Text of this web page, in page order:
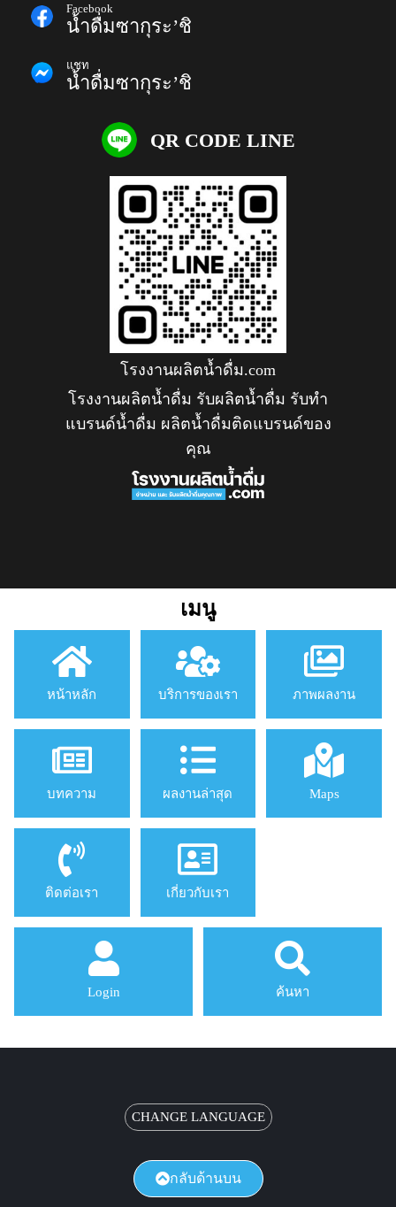
Facebook
น้ำดื่มซากุระ’ชิ
แชท
น้ำดื่มซากุระ’ชิ
QR CODE LINE
โรงงานผลิตน้ำดื่ม.com
โรงงานผลิตน้ำดื่ม รับผลิตน้ำดื่ม รับทำ
แบรนด์น้ำดื่ม ผลิตน้ำดื่มติดแบรนด์ของ
คุณ
เมนู
หน้าหลัก บริการของเรา ภาพผลงาน
บทความ ผลงานล่าสุด Maps
ติดต่อเรา เกี่ยวกับเรา
Login ค้นหา
CHANGE LANGUAGE
กลับด้านบน